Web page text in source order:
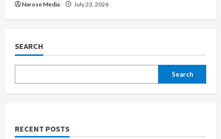
Narose Media July 23, 2026
SEARCH
Search
RECENT POSTS